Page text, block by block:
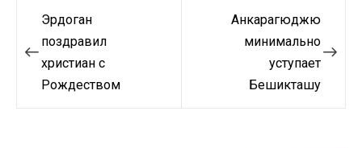
Навигация
по
записям
Эрдоган
поздравил
христиан с
Рождеством
Анкарагюджю
минимально
уступает
Бешикташу